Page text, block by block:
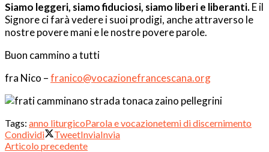
Siamo leggeri, siamo fiduciosi, siamo liberi e liberanti.E il
Signore ci farà vedere i suoi prodigi, anche attraverso le
nostre povere mani e le nostre povere parole.
Buon cammino a tutti
fra Nico –franico@vocazionefrancescana.org
Tags: anno liturgicoParola e vocazionetemi di discernimento
Condividi
TweetInviaInvia
Articolo precedente